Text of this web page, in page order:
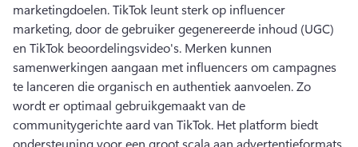
marketingdoelen. TikTok leunt sterk op influencer
marketing, door de gebruiker gegenereerde inhoud (UGC)
en TikTok beoordelingsvideo's.
samenwerkingen aangaan met influencers om campagnes
te lanceren die organisch en authentiek aanvoelen. Zo
wordt er optimaal gebruikgemaakt van de
communitygerichte aard van TikTok​. Het platform biedt
ondersteuning voor een groot scala aan advertentieformats,